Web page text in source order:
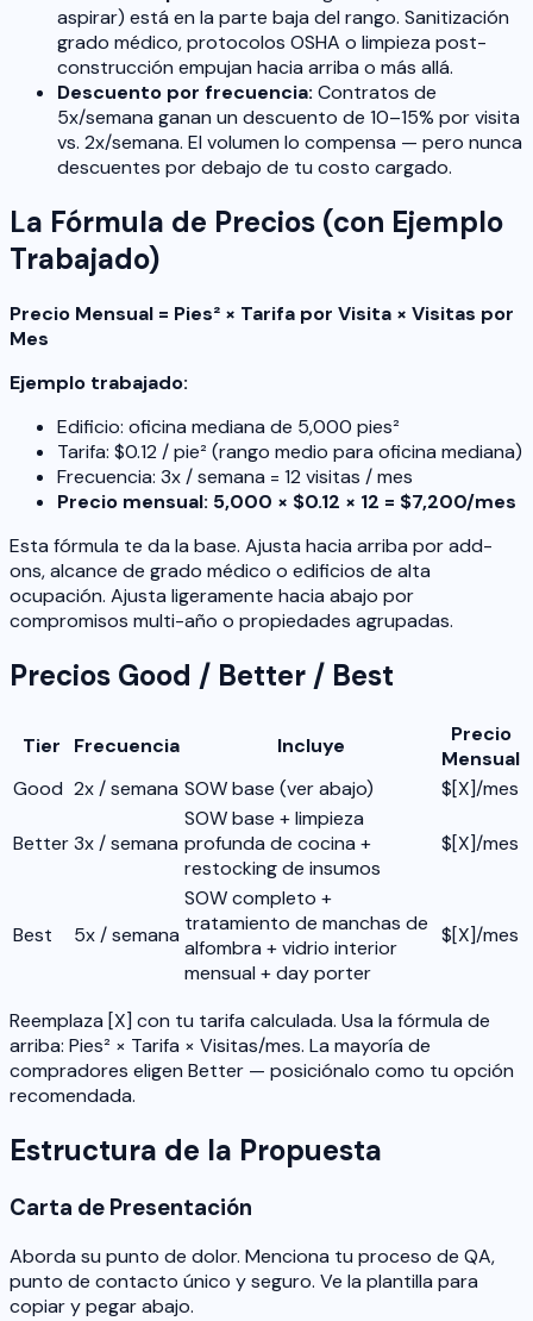
aspirar) está en la parte baja del rango. Sanitización
grado médico, protocolos OSHA o limpieza post-
construcción empujan hacia arriba o más allá.
Descuento por frecuencia: Contratos de
5x/semana ganan un descuento de 10–15% por visita
vs. 2x/semana. El volumen lo compensa — pero nunca
descuentes por debajo de tu costo cargado.
La Fórmula de Precios (con Ejemplo
Trabajado)
Precio Mensual = Pies² × Tarifa por Visita × Visitas por
Mes
Ejemplo trabajado:
Edificio: oficina mediana de 5,000 pies²
Tarifa: $0.12 / pie² (rango medio para oficina mediana)
Frecuencia: 3x / semana = 12 visitas / mes
Precio mensual: 5,000 × $0.12 × 12 = $7,200/mes
Esta fórmula te da la base. Ajusta hacia arriba por add-
ons, alcance de grado médico o edificios de alta
ocupación. Ajusta ligeramente hacia abajo por
compromisos multi-año o propiedades agrupadas.
Precios Good / Better / Best
Tier Frecuencia Incluye
Precio
Mensual
Good 2x / semana SOW base (ver abajo) $[X]/mes
Better3x / semana
SOW base + limpieza
profunda de cocina +
restocking de insumos
$[X]/mes
Best 5x / semana
SOW completo +
tratamiento de manchas de
alfombra + vidrio interior
mensual + day porter
$[X]/mes
Reemplaza [X] con tu tarifa calculada. Usa la fórmula de
arriba: Pies² × Tarifa × Visitas/mes. La mayoría de
compradores eligen Better — posiciónalo como tu opción
recomendada.
Estructura de la Propuesta
Carta de Presentación
Aborda su punto de dolor. Menciona tu proceso de QA,
punto de contacto único y seguro. Ve la plantilla para
copiar y pegar abajo.